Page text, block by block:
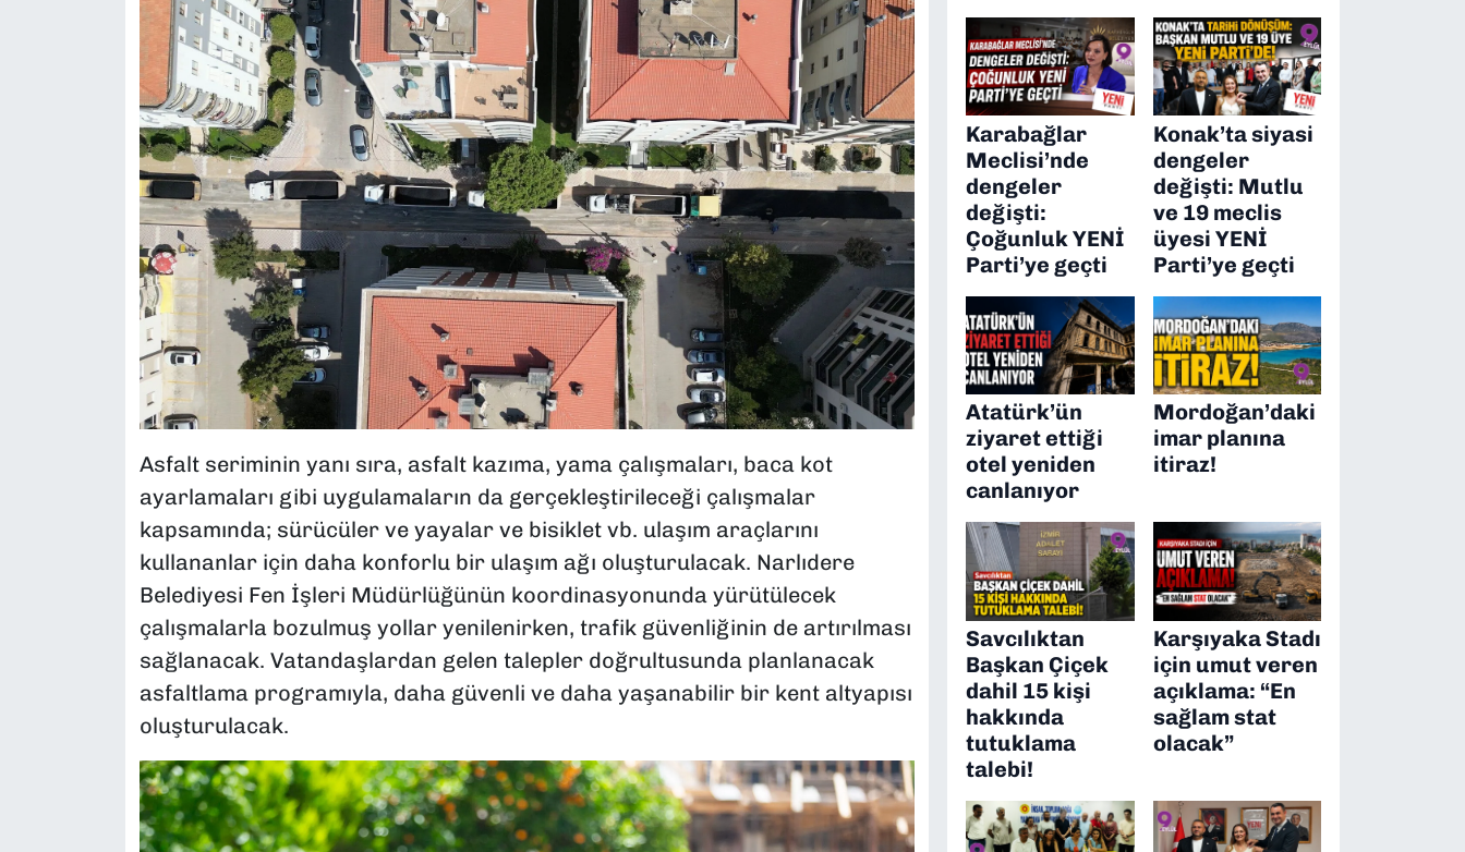
Asfalt seriminin yanı sıra, asfalt kazıma, yama çalışmaları, baca kot
ayarlamaları gibi uygulamaların da gerçekleştirileceği çalışmalar
kapsamında; sürücüler ve yayalar ve bisiklet vb. ulaşım araçlarını
kullananlar için daha konforlu bir ulaşım ağı oluşturulacak. Narlıdere
Belediyesi Fen İşleri Müdürlüğünün koordinasyonunda yürütülecek
çalışmalarla bozulmuş yollar yenilenirken, trafik güvenliğinin de artırılması
sağlanacak. Vatandaşlardan gelen talepler doğrultusunda planlanacak
asfaltlama programıyla, daha güvenli ve daha yaşanabilir bir kent altyapısı
oluşturulacak.
Karabağlar
Meclisi’nde
dengeler
değişti:
Çoğunluk YENİ
Parti’ye geçti
Konak’ta siyasi
dengeler
değişti: Mutlu
ve 19 meclis
üyesi YENİ
Parti’ye geçti
Atatürk’ün
ziyaret ettiği
otel yeniden
canlanıyor
Mordoğan’daki
imar planına
itiraz!
Savcılıktan
Başkan Çiçek
dahil 15 kişi
hakkında
tutuklama
talebi!
Karşıyaka Stadı
için umut veren
açıklama: “En
sağlam stat
olacak”